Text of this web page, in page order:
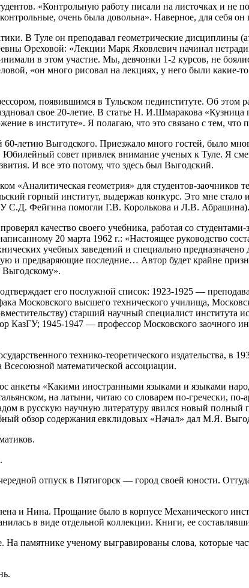
«Контрольную работу писали на листочках и не
очень была довольна». Наверное, для себя
В Туле он преподавал геометрические дисциплины
Ореховой: «Лекции Марк Яковлевич начинал
в этом участие. Мы, девчонки 1-2 курсов, не
«он много рисовал на лекциях, у него были какие-
появившимся в Тульском пединституте. Об этом
свое 20-летие. В статье Н. И.Шмаракова
в институте». Я полагаю, что это связано с тем, что
летию Выгодского. Приезжало много гостей, было
совет привлек внимание ученых к Туле. Я
И все это потому, что здесь был Выгодский.
геометрия» для студентов-заочников
горный институт, выдержав конкурс. Это мне
С.Д. Фейгина помогли Г.В. Королькова и Л.В. Абрашина).
качество своего учебника, работая со
20 марта 1962 г.: «Настоящее руководство
учебных заведений и специально предназначено
и предваряющие последние… Автор будет крайне
Выгодскому».
его послужной список: 1923-1925 —
Московского высшего технического училища,
старший научный специалист
КазГУ; 1945-1947 — профессор Московского заочного
технико-теоретического издательства, в
Всесоюзной математической ассоциации.
анкеты «Какими иностранными языками и языками
на латыни, читаю со словарем по-гречески, по-
русскую научную литературу явился новый полный
обзор содержания евклидовых «Начал» дал М.Я.
отпуск в Пятигорск — город своей юности.
Нина. Прощание было в корпусе Механического
в виде отдельной коллекции. Книги, ее
памятнике ученому выгравированы слова, которые